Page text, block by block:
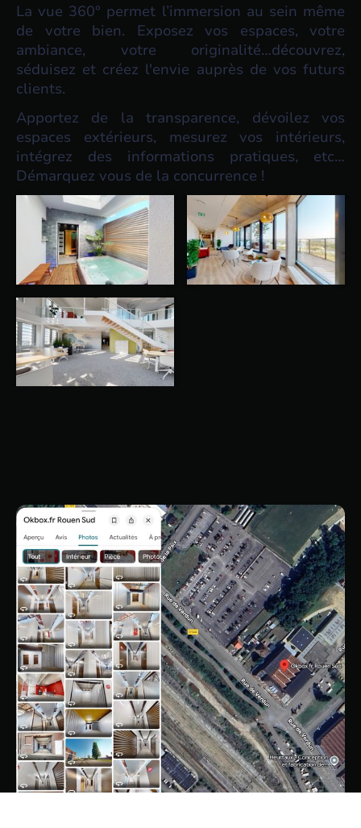
La vue 360° permet l’immersion au sein même
de votre bien. Exposez vos espaces, votre
ambiance, votre originalité…découvrez,
séduisez et créez l'envie auprès de vos futurs
clients.
Apportez de la transparence, dévoilez vos
espaces extérieurs, mesurez vos intérieurs,
intégrez des informations pratiques, etc…
Démarquez vous de la concurrence !